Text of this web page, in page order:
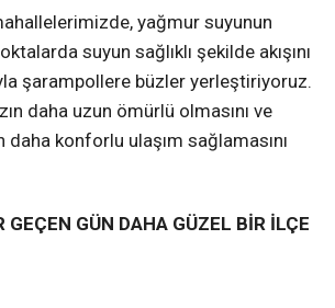
yağmur suyunun
suyun sağlıklı şekilde akışını
şarampollere büzler yerleştiriyoruz.
daha uzun ömürlü olmasını ve
daha konforlu ulaşım sağlamasını
GEÇEN GÜN DAHA GÜZEL BİR İLÇE